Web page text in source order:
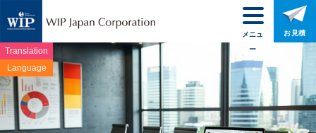
Translation
Language
メニュ
ー
お見積